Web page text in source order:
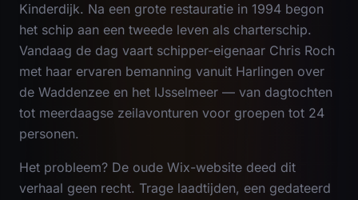
Kinderdijk. Na een grote restauratie in 1994 begon
het schip aan een tweede leven als charterschip.
Vandaag de dag vaart schipper-eigenaar Chris Roch
met haar ervaren bemanning vanuit Harlingen over
de Waddenzee en het IJsselmeer — van dagtochten
tot meerdaagse zeilavonturen voor groepen tot 24
personen.
Het probleem? De oude Wix-website deed dit
verhaal geen recht. Trage laadtijden, een gedateerd